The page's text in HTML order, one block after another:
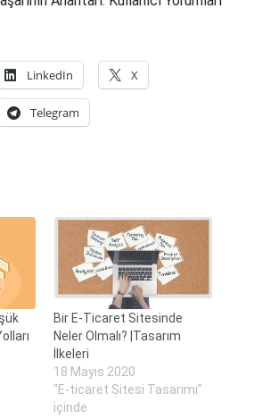
LinkedIn X
Telegram
Bir E-Ticaret Sitesinde
Neler Olmalı? |Tasarım
İlkeleri
18 Mayıs 2020
"E-ticaret Sitesi Tasarımı"
içinde